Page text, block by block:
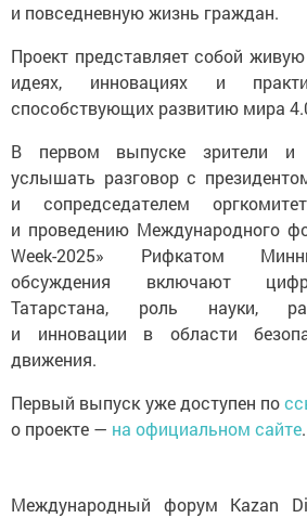
и повседневную жизнь граждан.
Проект представляет собой
идеях, инновациях и
способствующих развитию мира
В первом выпуске зрители и
услышать разговор с
и сопредседателем
и проведению Международного
Week-2025» Рифкатом
обсуждения включают
Татарстана, роль науки,
и инновации в области
движения.
Первый выпуск уже доступен по
о проекте — на официальном сайте.
Международный форум Kazan